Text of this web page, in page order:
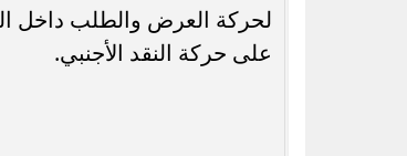
لحركة العرض والطلب داخل
على حركة النقد الأجنبي.